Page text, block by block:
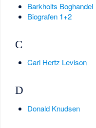
Barkholts Boghandel
Biografen 1+2
C
Carl Hertz Levison
D
Donald Knudsen